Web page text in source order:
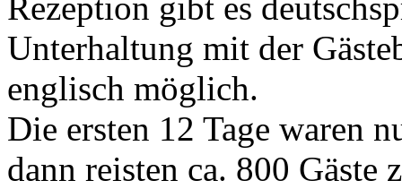
Unterhaltung mit der
englisch möglich.
Die ersten 12 Tage waren
dann reisten ca. 800 Gäste